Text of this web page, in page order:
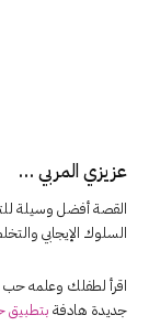
عزيزي المربي …
القصة أفضل وسيلة
السلوك الإيجابي
جديدة هادفة بتطبيق